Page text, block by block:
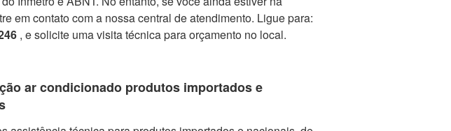
em contato com a nossa central de atendimento. Ligue para:
, e solicite uma visita técnica para orçamento no local.
ar condicionado produtos importados e